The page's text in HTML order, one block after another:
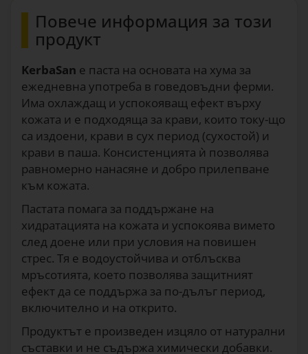
Повече информация за този
продукт
KerbaSan е паста на основата на хума за
ежедневна употреба в говедовъдни ферми.
Има охлаждащ и успокояващ ефект върху
кожата и е подходяща за крави, които току-що
са издоени, крави в сух период (сухостой) и
крави в паша. Консистенцията ѝ позволява
равномерно нанасяне и добро прилепване
към кожата.
Пастата помага за поддържане на
хидратацията на кожата и успокоява вимето
след доене или при условия на повишен
стрес. Тя е водоустойчива и отблъсква
мръсотията, което позволява защитният
ефект да се поддържа за по-дълъг период,
включително и на открито.
Продуктът е произведен изцяло от натурални
съставки и не съдържа химически добавки.